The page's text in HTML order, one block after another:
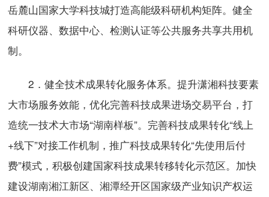
岳麓山国家大学科技城打造高能级科研机构矩阵。健全
科研仪器、数据中心、检测认证等公共服务共享共用机
制。
2．健全技术成果转化服务体系。提升潇湘科技要素
大市场服务效能，优化完善科技成果进场交易平台，打
造统一技术大市场“湖南样板”。完善科技成果转化“线上
+线下”对接工作机制，推广科技成果转化“先使用后付
费”模式，积极创建国家科技成果转移转化示范区。加快
建设湖南湘江新区、湘潭经开区国家级产业知识产权运